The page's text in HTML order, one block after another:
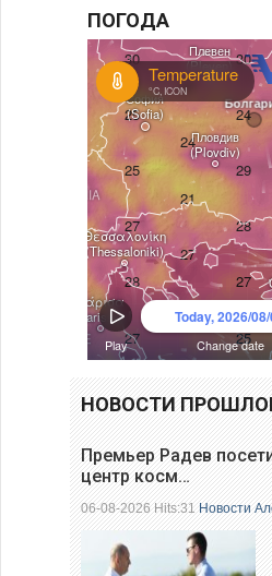
ПОГОДА
НОВОСТИ
Премьер Радев
центр косм…
06-08-2026 Hits:31Новости